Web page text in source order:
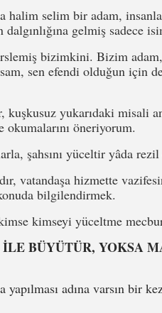
halim selim bir adam,
gelmiş sadece
bizimkini. Bizim
sen efendi olduğun için
yukarıdaki misali
okumalarını öneriyorum.
şahsını yüceltir yâda rezil
vatandaşa hizmette
bilgilendirmek.
kimseyi yüceltme
BÜYÜTÜR, YOKSA
adına varsın bir